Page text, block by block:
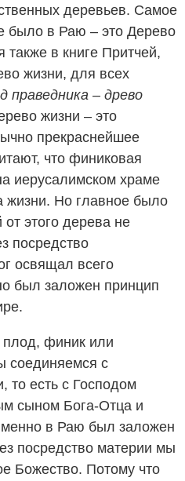
деревьев. Самое
было в Раю – это Дерево
в книге Притчей,
жизни, для всех
праведника – древо
жизни – это
прекраснейшее
что финиковая
иерусалимском храме
жизни. Но главное было
этого дерева не
посредство
освящал всего
был заложен принцип
финик или
соединяемся с
то есть с Господом
сыном Бога-Отца и
в Раю был заложен
посредство материи мы
Божество. Потому что